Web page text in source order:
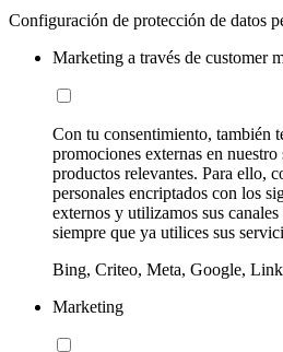
Configuración de protección de datos
Marketing a través de customer
Con tu consentimiento, también
promociones externas en
productos relevantes. Para ello,
personales encriptados con los
externos y utilizamos sus
siempre que ya utilices sus
Bing, Criteo, Meta, Google,
Marketing